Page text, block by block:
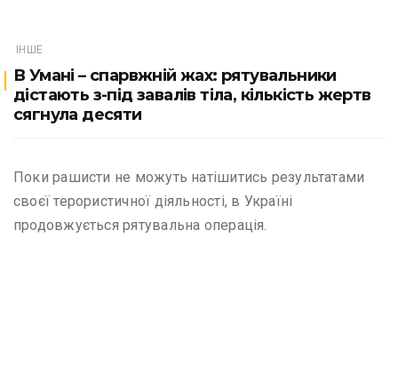
ІНШЕ
В Умані – спарвжній жах: рятувальники
дістають з-під завалів тіла, кількість жертв
сягнула десяти
Поки рашисти не можуть натішитись результатами
своєї терористичної діяльності, в Україні
продовжується рятувальна операція.